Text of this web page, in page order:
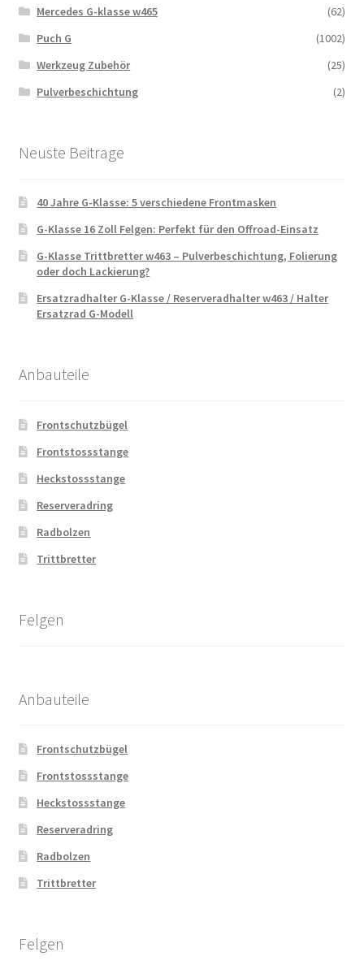
Mercedes G-klasse w465
(62)
Puch G
(1002)
Werkzeug Zubehör
(25)
Pulverbeschichtung
(2)
Neuste Beitrage
40 Jahre G-Klasse: 5 verschiedene Frontmasken
G-Klasse 16 Zoll Felgen: Perfekt für den Offroad-Einsatz
G-Klasse Trittbretter w463 – Pulverbeschichtung, Folierung
oder doch Lackierung?
Ersatzradhalter G-Klasse / Reserveradhalter w463 / Halter
Ersatzrad G-Modell
Anbauteile
Frontschutzbügel
Frontstossstange
Heckstossstange
Reserveradring
Radbolzen
Trittbretter
Felgen
Anbauteile
Frontschutzbügel
Frontstossstange
Heckstossstange
Reserveradring
Radbolzen
Trittbretter
Felgen